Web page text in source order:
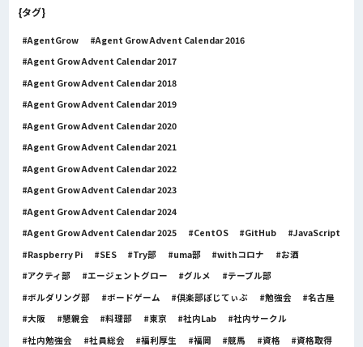
{タグ}
AgentGrow
Agent Grow Advent Calendar 2016
Agent Grow Advent Calendar 2017
Agent Grow Advent Calendar 2018
Agent Grow Advent Calendar 2019
Agent Grow Advent Calendar 2020
Agent Grow Advent Calendar 2021
Agent Grow Advent Calendar 2022
Agent Grow Advent Calendar 2023
Agent Grow Advent Calendar 2024
Agent Grow Advent Calendar 2025
CentOS GitHub
JavaScript
Raspberry Pi
SES Try部 uma部 withコロナ
お酒
アクティ部
エージェントグロー グルメ
テーブル部
ボルダリング部
ボードゲーム 倶楽部ぽじてぃぶ 勉強会
名古屋
大阪
懇親会 料理部 東京 社内Lab
社内サークル
社内勉強会
社員総会 福利厚生 福岡 競馬 資格
資格取得